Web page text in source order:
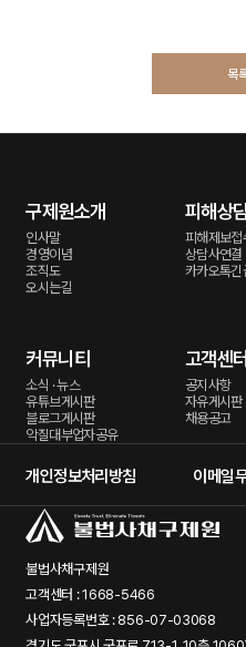
목
구제원소개
인사말
경영이념
조직도
오시는길
피해상
피해제보접
상담사연결
카카오톡긴
커뮤니티
소식 · 뉴스
유튜브게시판
블로그게시판
악질대부업자공유
고객센터
공지사항
자유게시판
채용공고
개인정보처리방침 이메일
불법사채구제원
고객센터 : 1668-5466
사업자등록번호 : 856-07-03068